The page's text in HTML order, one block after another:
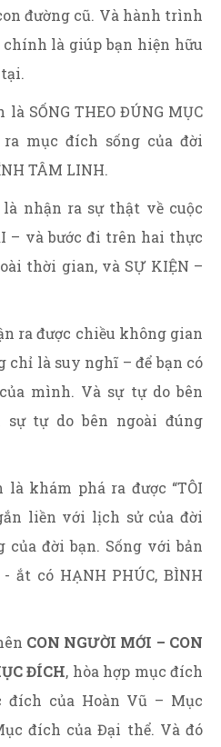
đường cũ. Và hành trình
chính là giúp bạn hiện hữu
SỐNG THEO ĐÚNG MỤC
mục đích sống của đời
TÂM LINH.
nhận ra sự thật về cuộc
– và bước đi trên hai thực
thời gian, và SỰ KIỆN –
ra được chiều không gian
chỉ là suy nghĩ – để bạn có
mình. Và sự tự do bên
sự tự do bên ngoài đúng
là khám phá ra được “TÔI
liền với lịch sử của đời
của đời bạn. Sống với bản
ắt có HẠNH PHÚC, BÌNH
CON NGƯỜI MỚI – CON
ĐÍCH, hòa hợp mục đích
đích của Hoàn Vũ – Mục
đích của Đại thể. Và đó